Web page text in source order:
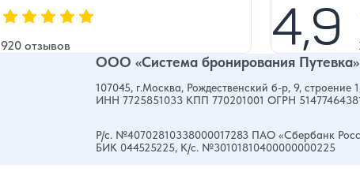
Оценка, количество звезд:
920 отзывов 4,9
ООО «Система бронирования Путевка»
107045, г.Москва, Рождественский б-р, 9,
ИНН 7725851033 КПП 770201001 ОГРН
Р/с. №40702810338000017283 ПАО «Сбербанк
БИК 044525225, К/с. №30101810400000000225